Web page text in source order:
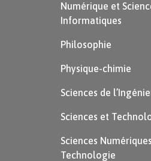
accompli.
Opposition action
L’action est considérée dans
globalité ou elle est
butson café accoudé
Numérique et
Informatiques
Philosophie
Physique-chimie
Sciences de
Sciences et
Sciences
Technologie